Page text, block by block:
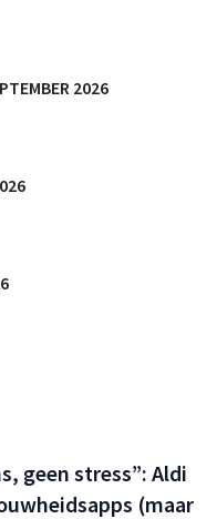
2026
geen stress”: Aldi
(maar